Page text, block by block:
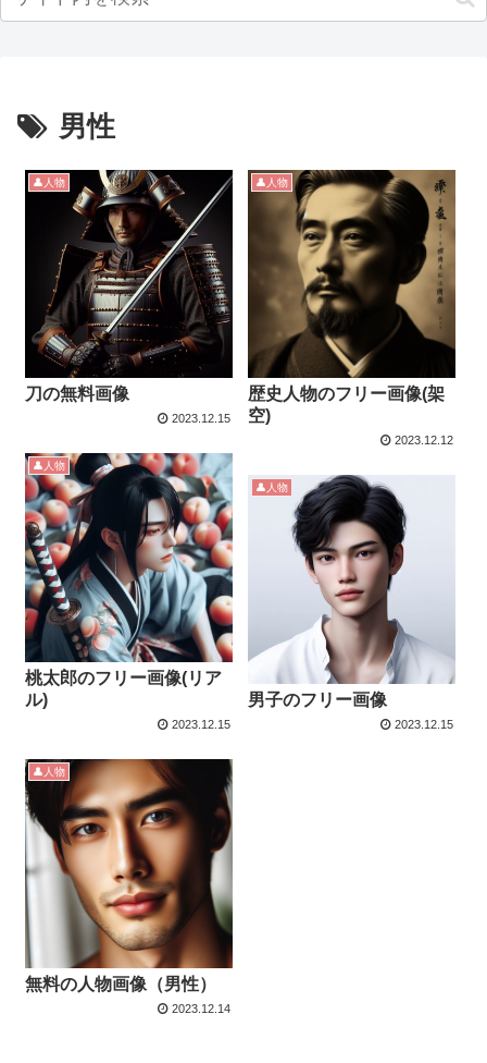
男性
👤人物
刀の無料画像
2023.12.15
👤人物
歴史人物のフリー画像(架
空)
2023.12.12
👤人物
桃太郎のフリー画像(リア
ル)
2023.12.15
👤人物
男子のフリー画像
2023.12.15
👤人物
無料の人物画像（男性）
2023.12.14